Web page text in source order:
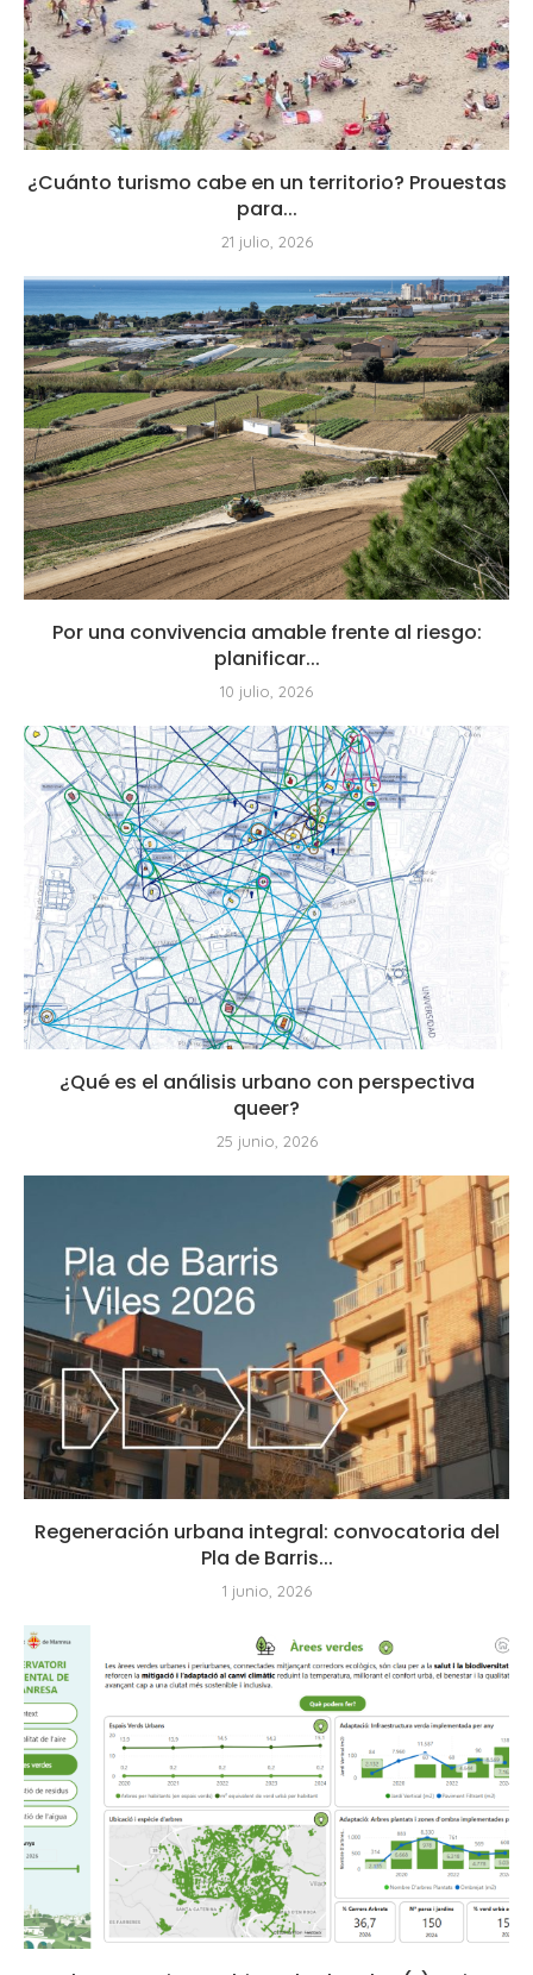
¿Cuánto turismo cabe en un territorio? Prouestas
para...
21 julio, 2026
Por una convivencia amable frente al riesgo:
planificar...
10 julio, 2026
¿Qué es el análisis urbano con perspectiva
queer?
25 junio, 2026
Regeneración urbana integral: convocatoria del
Pla de Barris...
1 junio, 2026